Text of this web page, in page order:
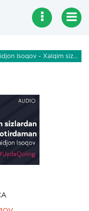
Isoqov - Xalqim sizlardan xavotirdaman